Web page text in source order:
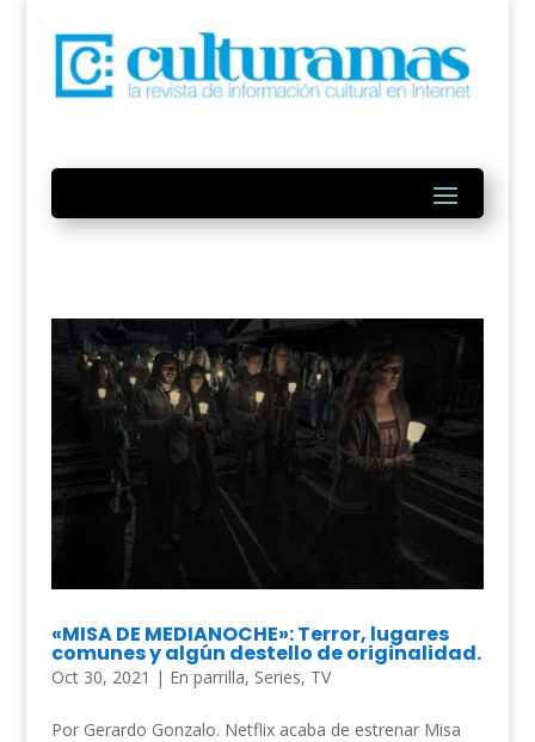
«MISA DE MEDIANOCHE»: Terror, lugares
comunes y algún destello de originalidad.
Oct 30, 2021 | En parrilla, Series, TV
Por Gerardo Gonzalo. Netflix acaba de estrenar Misa